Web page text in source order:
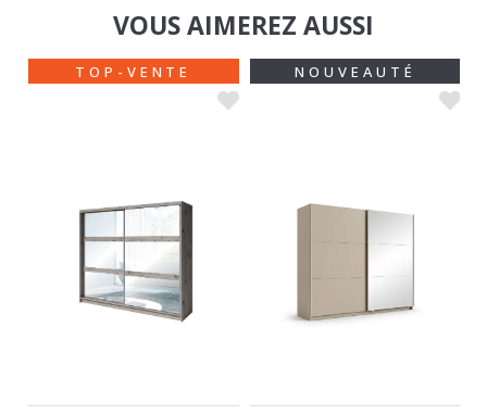
TOP-VENTE
TOGO CHENE WELLINGTON
NOUVEAUTÉ
LUXORA